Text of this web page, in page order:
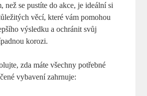
než se pustíte do akce, je ideální si
věcí, které vám pomohou
výsledku a ochránit svůj
korozi.
zda máte všechny potřebné
vybavení zahrnuje: